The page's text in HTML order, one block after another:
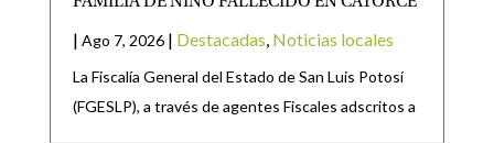
| Ago 7, 2026 | Destacadas, Noticias locales
La Fiscalía General del Estado de San Luis Potosí
(FGESLP), a través de agentes Fiscales adscritos a